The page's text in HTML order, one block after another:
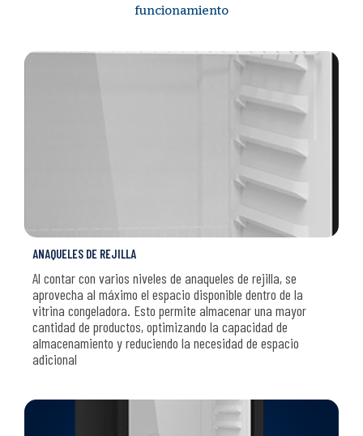
funcionamiento
ANAQUELES DE REJILLA
Al contar con varios niveles de anaqueles de rejilla, se
aprovecha al máximo el espacio disponible dentro de la
vitrina congeladora. Esto permite almacenar una mayor
cantidad de productos, optimizando la capacidad de
almacenamiento y reduciendo la necesidad de espacio
adicional